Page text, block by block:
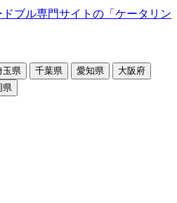
玉県 千葉県 愛知県
大阪府
県